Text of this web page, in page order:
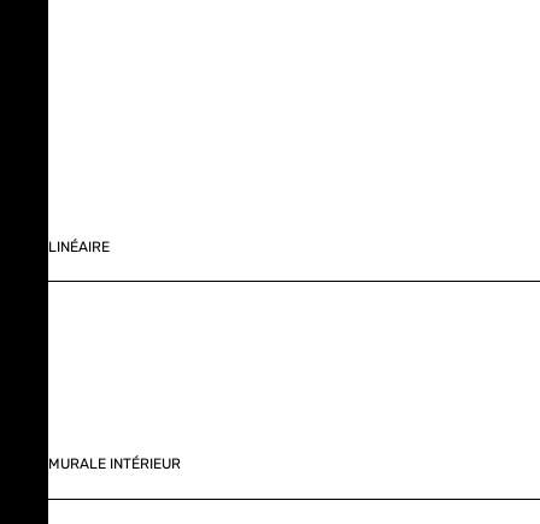
LINÉAIRE
MURALE INTÉRIEUR